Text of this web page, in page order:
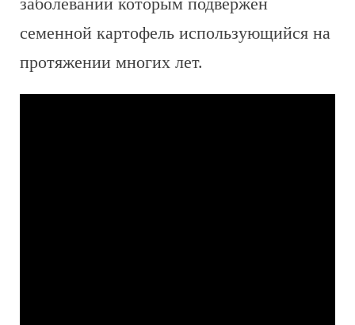
семенной картофель использующийся на
протяжении многих лет.